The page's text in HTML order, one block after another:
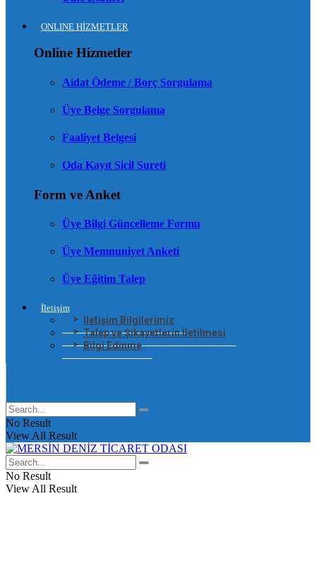
ONLINE HİZMETLER
Online Hizmetler
Aidat Ödeme / Borç Sorgulama
Üye Belge Sorgulama
Faaliyet Belgesi
Oda Kayıt Sicil Sureti
Form ve Anket
Üye Bilgi Güncelleme Formu
Üye Memnuniyet Anketi
Üye Eğitim Talep
İletişim
İletişim Bilgilerimiz
Talep ve Şikayetlerin İletilmesi
Bilgi Edinme
No Result
View All Result
No Result
View All Result